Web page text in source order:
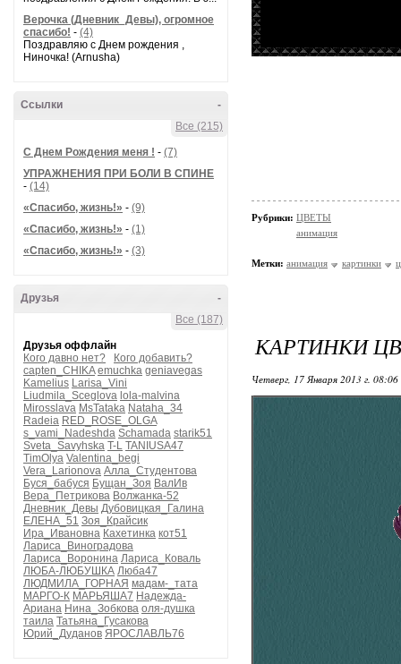
Верочка (Дневник_Девы), огромное
спасибо! - (4)
Поздравляю с Днем рождения ,
Ниночка! (Arnusha)
-
Ссылки
Все (215)
С Днем Рождения меня ! - (7)
УПРАЖНЕНИЯ ПРИ БОЛИ В СПИНЕ
- (14)
«Спасибо, жизнь!» - (9)
«Спасибо, жизнь!» - (1)
«Спасибо, жизнь!» - (3)
-
Друзья
Все (187)
Друзья оффлайн
Кого давно нет?
Кого добавить?
capten_CHIKA emuchka geniavegas
Kamelius Larisa_Vini
Liudmila_Sceglova lola-malvina
Mirosslava MsTataka Nataha_34
Radeia RED_ROSE_OLGA
s_vami_Nadeshda Schamada starik51
Sveta_Savyhska T-L TANIUSA47
TimOlya Valentina_begi
Vera_Larionova Алла_Студентова
Буся_бабуся Бущан_Зоя ВалИв
Вера_Петрикова Волжанка-52
Дневник_Девы Дубовицкая_Галина
ЕЛЕНА_51 Зоя_Крайсик
Ира_Ивановна Кахетинка кот51
Лариса_Виноградова
Лариса_Воронина Лариса_Коваль
ЛЮБА-ЛЮБУШКА Люба47
ЛЮДМИЛА_ГОРНАЯ мадам-_тата
МАРГО-К МАРЬЯША7 Надежда-
Ариана Нина_Зобкова оля-душка
таила Татьяна_Гусакова
Юрий_Дуданов ЯРОСЛАВЛЬ76
Рубрики: ЦВЕТЫ
анимация
Метки: анимация картинки
КАРТИНКИ
Четверг, 17 Января 2013 г. 08:06